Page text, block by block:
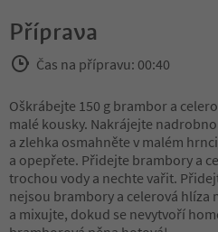
Příprava
Čas na přípravu: 00:40
Oškrábejte 150 g brambor a
malé kousky. Nakrájejte
a zlehka osmahněte v malém
a opepřete. Přidejte brambory a
trochou vody a nechte vařit.
nejsou brambory a celerová hlíza
a mixujte, dokud se nevytvoří